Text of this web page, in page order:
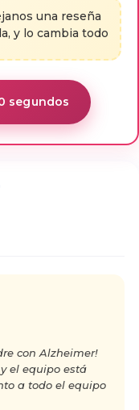
una reseña
y lo cambia todo
segundos
con Alzheimer!
el equipo está
a todo el equipo